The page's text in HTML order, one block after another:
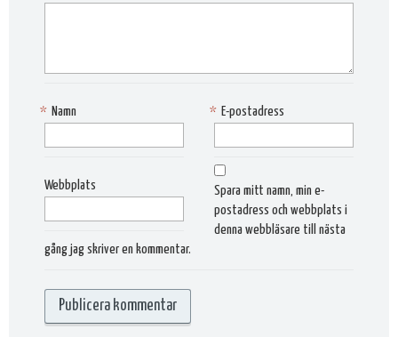
Namn
* E-postadress
*
Webbplats
Spara mitt namn, min e-
postadress och webbplats i
denna webbläsare till nästa
gång jag skriver en kommentar.